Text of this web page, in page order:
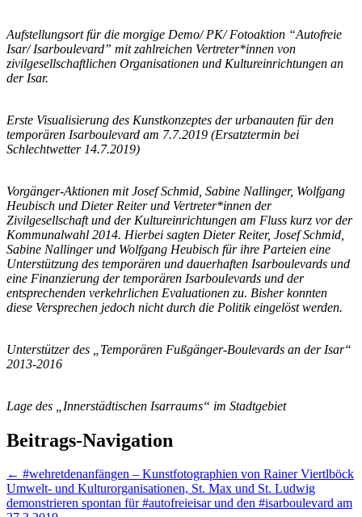
Aufstellungsort für die morgige Demo/ PK/ Fotoaktion “Autofreie
Isar/ Isarboulevard” mitzahlreichen Vertreter*innen von
zivilgesellschaftlichen Organisationen und Kultureinrichtungen an
der Isar.
Erste Visualisierung des Kunstkonzeptes der urbanauten für den
temporären Isarboulevard am 7.7.2019 (Ersatztermin bei
Schlechtwetter 14.7.2019)
Vorgänger-Aktionen mit Josef Schmid, Sabine Nallinger, Wolfgang
Heubisch und Dieter Reiterund Vertreter*innen der
Zivilgesellschaft und der Kultureinrichtungen am Fluss kurz vor der
Kommunalwahl 2014. Hierbei sagten Dieter Reiter, Josef Schmid,
Sabine Nallinger und Wolfgang Heubisch für ihre Parteien eine
Unterstützung des temporären und dauerhaften Isarboulevards und
eine Finanzierung der temporären Isarboulevards und der
entsprechenden verkehrlichen Evaluationen zu. Bisher konnten
diese Versprechen jedoch nicht durch die Politik eingelöst werden.
Unterstützer des „Temporären Fußgänger-Boulevards an der Isar“
2013-2016
Lage des „Innerstädtischen Isarraums“ im Stadtgebiet
Beitrags-Navigation
← #wehretdenanfängen – Kunstfotographien von Rainer Viertlböck
Umwelt- und Kulturorganisationen, St. Max und St. Ludwig
demonstrieren spontan für #autofreieisar und den #isarboulevard am